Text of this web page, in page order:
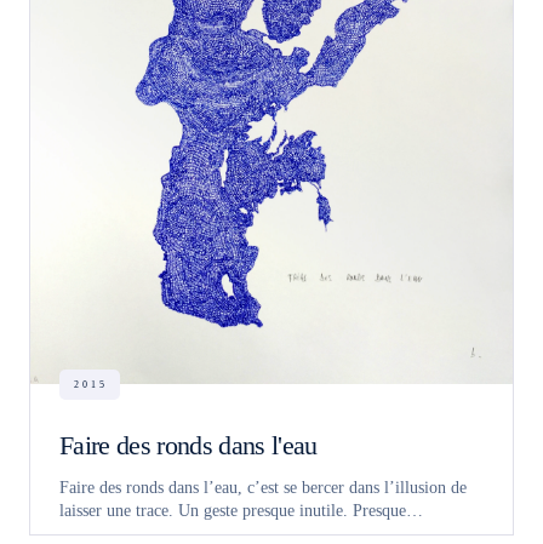
2015
Faire des ronds dans l'eau
Faire des ronds dans l’eau, c’est se bercer dans l’illusion de
laisser une trace. Un geste presque inutile. Presque…